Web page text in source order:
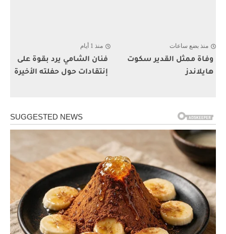
منذ بضع ساعات
وفاة ممثل القدير سكوت
هايلاندز
منذ 1 أيام
فنان الشامي يرد بقوة على
إنتقادات حول حفلته الأخيرة